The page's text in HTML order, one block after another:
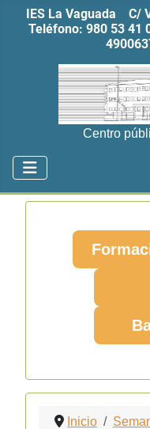
IES La Vaguada C/
Teléfono: 980 53 41
Centro
Inicio